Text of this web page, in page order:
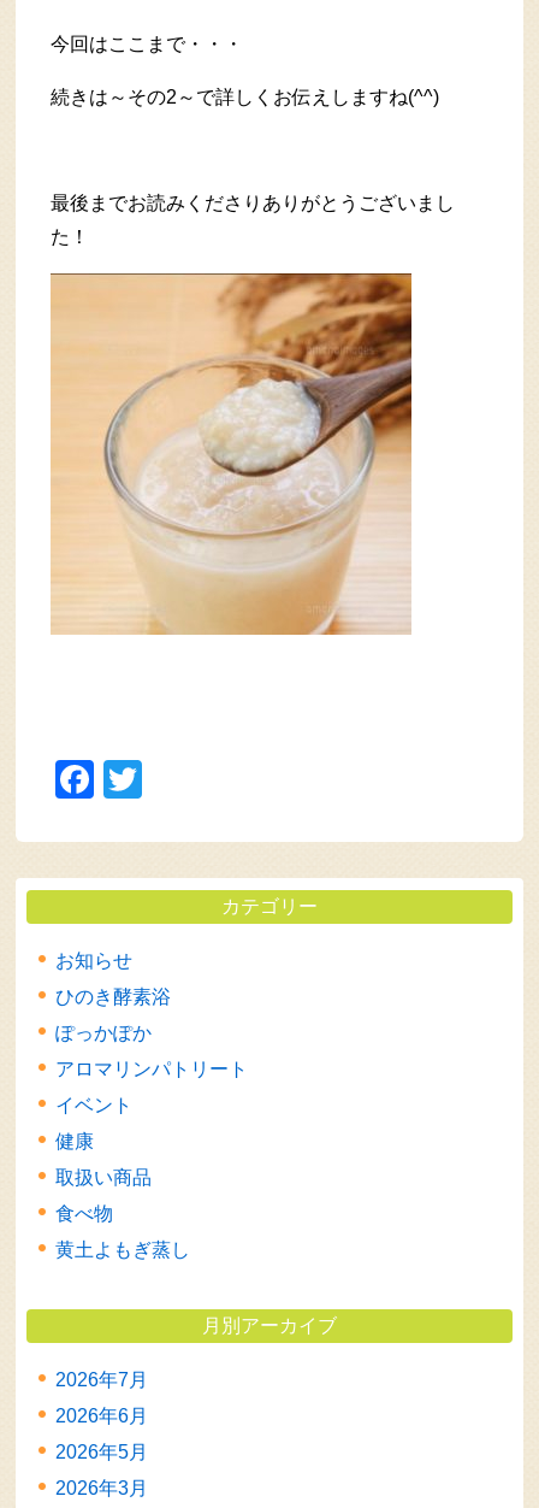
今回はここまで・・・
続きは～その2～で詳しくお伝えしますね(^^)
最後までお読みくださりありがとうございまし
た！
Facebook
カテゴリー
お知らせ
ひのき酵素浴
ぽっかぽか
アロマリンパトリート
イベント
健康
取扱い商品
食べ物
黄土よもぎ蒸し
月別アーカイブ
2026年7月
2026年6月
2026年5月
2026年3月